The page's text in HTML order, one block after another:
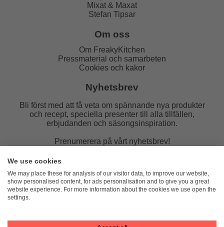
Mixat & Maxat
Stefan Tipsar
Om oss
Om FreakyKitchen
Pressmaterial och samarbeten
Cookies och kakor
Nyhetsbrev
Bli först med att få veta om spännande nya produkter
och recept, speciella presenter till alla tillfällen,
erbjudanden och säsongsinspiration.
Prenumerera på vårt nyhetsbrev!
E-post:
We use cookies
We may place these for analysis of our visitor data, to improve our website,
show personalised content, for ads personalisation and to give you a great
website experience. For more information about the cookies we use open the
settings.